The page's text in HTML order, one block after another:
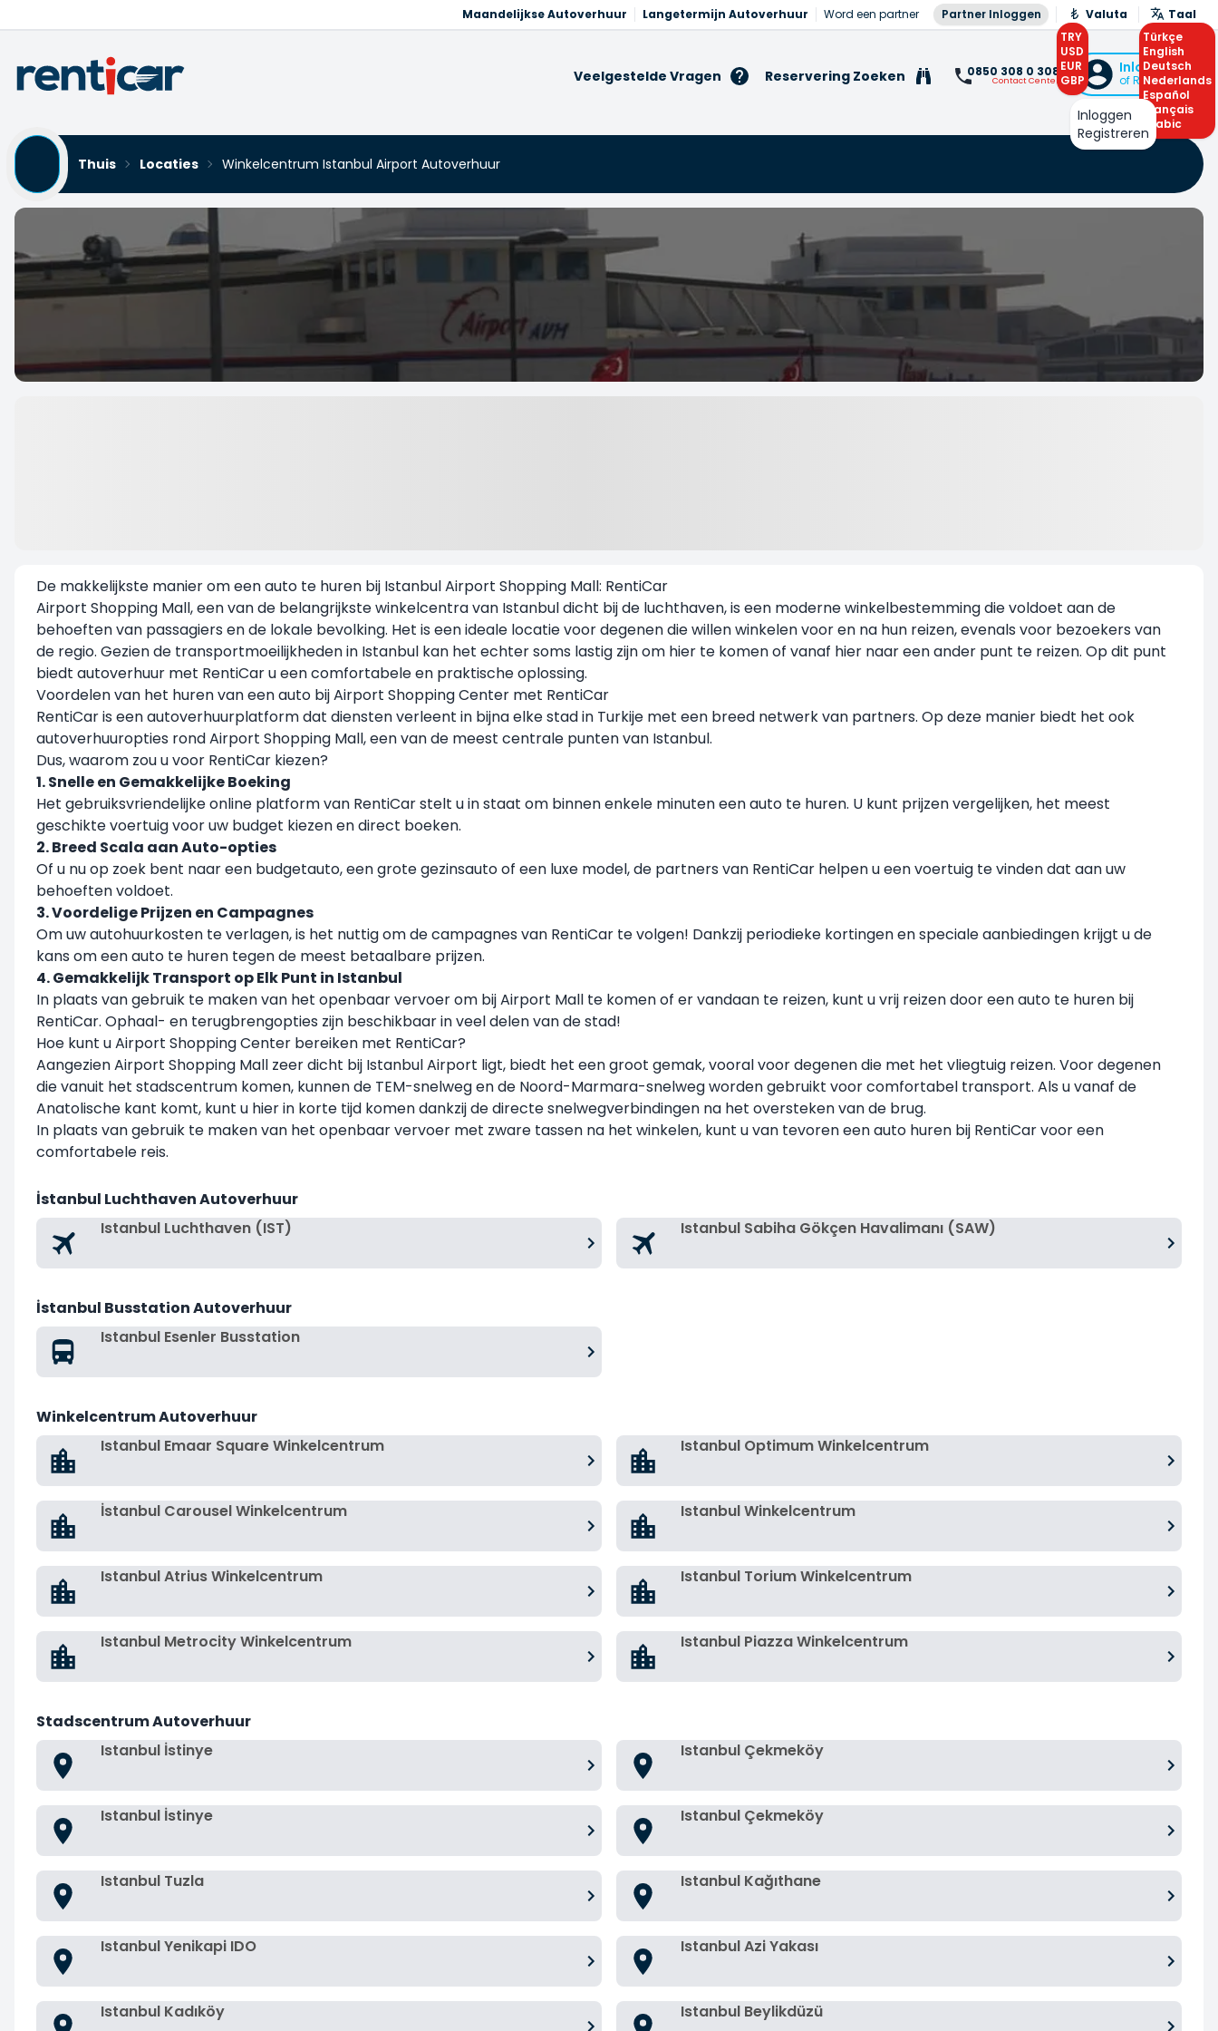
Maandelijkse Autoverhuur Langetermijn Autoverhuur Word een partner Partner Inloggen
Valuta
TRY
USD
EUR
GBP
Taal
Türkçe
English
Deutsch
Nederlands
Español
Français
Arabic
Veelgestelde Vragen Reservering Zoeken 0850 308 0 308
Contact Center
Inloggen
of Registreren
Inloggen
Registreren
Thuis
Locaties Winkelcentrum Istanbul Airport Autoverhuur
De makkelijkste manier om een auto te huren bij Istanbul Airport Shopping Mall: RentiCar
Airport Shopping Mall, een van de belangrijkste winkelcentra van Istanbul dicht bij de luchthaven, is een moderne winkelbestemming die voldoet aan de
behoeften van passagiers en de lokale bevolking. Het is een ideale locatie voor degenen die willen winkelen voor en na hun reizen, evenals voor bezoekers van
de regio. Gezien de transportmoeilijkheden in Istanbul kan het echter soms lastig zijn om hier te komen of vanaf hier naar een ander punt te reizen. Op dit punt
biedt autoverhuur met RentiCaru een comfortabele en praktische oplossing.
Voordelen van het huren van een auto bij Airport Shopping Center met RentiCar
RentiCar is een autoverhuurplatform dat diensten verleent in bijna elke stad in Turkije met een breed netwerk van partners. Op deze manier biedt het ook
autoverhuuropties rond Airport Shopping Mall, een van de meest centrale punten van Istanbul.
Dus, waarom zou u voor RentiCar kiezen?
1. Snelle en Gemakkelijke Boeking
Het gebruiksvriendelijke online platform van RentiCar stelt u in staat om binnen enkele minuten een auto te huren. U kunt prijzen vergelijken, het meest
geschikte voertuig voor uw budget kiezen en direct boeken.
2. Breed Scala aan Auto-opties
Of u nu op zoek bent naar een budgetauto, een grote gezinsauto of een luxe model, de partners van RentiCar helpen u een voertuig te vinden dat aan uw
behoeften voldoet.
3. Voordelige Prijzen en Campagnes
Om uw autohuurkosten te verlagen, is het nuttig om de campagnes van RentiCar te volgen! Dankzij periodieke kortingen en speciale aanbiedingen krijgt u de
kans om een auto te huren tegen de meest betaalbare prijzen.
4. Gemakkelijk Transport op Elk Punt in Istanbul
In plaats van gebruik te maken van het openbaar vervoer om bij Airport Mall te komen of er vandaan te reizen, kunt u vrij reizen door een auto te huren bij
RentiCar. Ophaal- en terugbrengopties zijn beschikbaar in veel delen van de stad!
Hoe kunt u Airport Shopping Center bereiken met RentiCar?
Aangezien Airport Shopping Mall zeer dicht bij Istanbul Airport ligt, biedt het een groot gemak, vooral voor degenen die met het vliegtuig reizen. Voor degenen
die vanuit het stadscentrum komen, kunnen de TEM-snelweg en de Noord-Marmara-snelweg worden gebruikt voor comfortabel transport. Als u vanaf de
Anatolische kant komt, kunt u hier in korte tijd komen dankzij de directe snelwegverbindingen na het oversteken van de brug.
In plaats van gebruik te maken van het openbaar vervoer met zware tassen na het winkelen, kunt u van tevoren een auto huren bij RentiCar voor een
comfortabele reis.
İstanbul Luchthaven Autoverhuur
Istanbul Luchthaven (IST)
Istanbul Sabiha Gökçen Havalimanı (SAW)
İstanbul Busstation Autoverhuur
Istanbul Esenler Busstation
Winkelcentrum Autoverhuur
Istanbul Emaar Square Winkelcentrum
Istanbul Optimum Winkelcentrum
İstanbul Carousel Winkelcentrum Istanbul Winkelcentrum
Istanbul Atrius Winkelcentrum Istanbul Torium Winkelcentrum
Istanbul Metrocity Winkelcentrum Istanbul Piazza Winkelcentrum
Stadscentrum Autoverhuur
Istanbul İstinye
Istanbul Çekmeköy
Istanbul İstinye Istanbul Çekmeköy
Istanbul Tuzla Istanbul Kağıthane
Istanbul Yenikapi IDO Istanbul Azi Yakası
Istanbul Kadıköy Istanbul Beylikdüzü